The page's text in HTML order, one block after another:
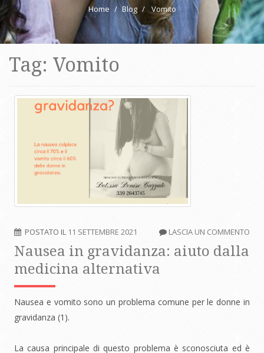
Home Blog Vomito
Tag: Vomito
POSTATO IL 11 SETTEMBRE 2021 LASCIA UN COMMENTO
Nausea in gravidanza: aiuto dalla
medicina alternativa
Nausea e vomito sono un problema comune per le donne in
gravidanza (1).
La causa principale di questo problema è sconosciuta ed è